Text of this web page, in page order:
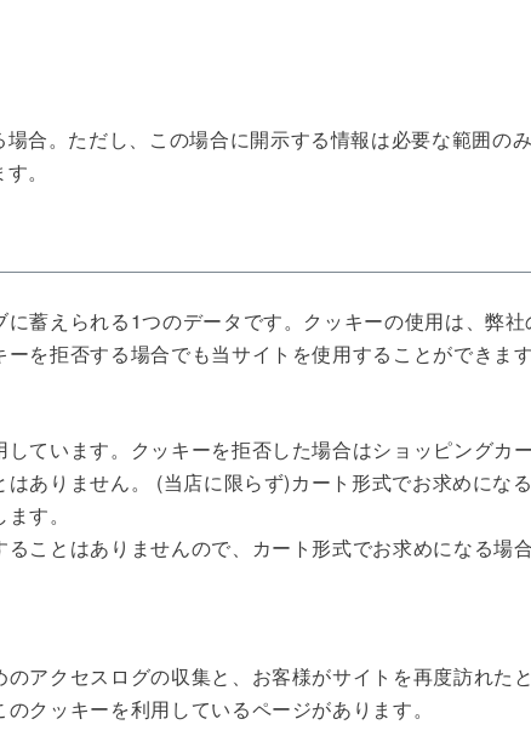
合。ただし、この場合に開示する情報は必要な範囲の
。
蓄えられる1つのデータです。クッキーの使用は、弊社
を拒否する場合でも当サイトを使用することができます
ています。クッキーを拒否した場合はショッピングカ
ありません。 (当店に限らず)カート形式でお求めにな
す。
ことはありませんので、カート形式でお求めになる場合
アクセスログの収集と、お客様がサイトを再度訪れた
クッキーを利用しているページがあります。